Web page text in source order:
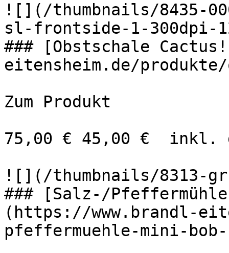
![](/thumbnails/8435-
sl-frontside-1-300dpi-
### [Obstschale
eitensheim.de/
Zum Produkt
75,00 € 45,00 €
![](/thumbnails/8313-
### [Salz-/
(https://www.brandl-
pfeffermuehle-mini-bob-